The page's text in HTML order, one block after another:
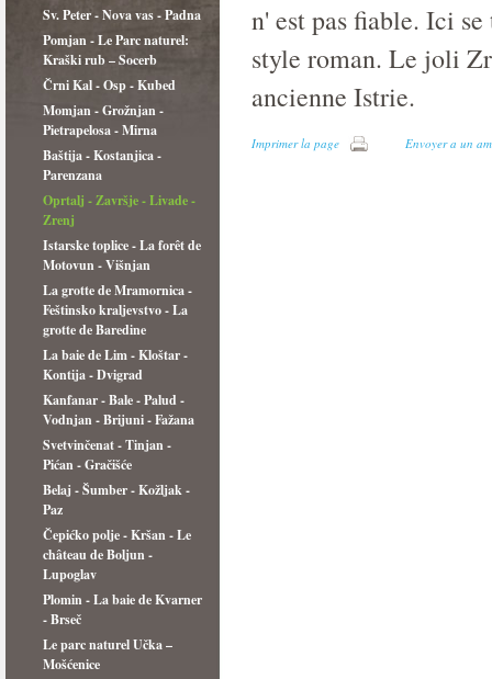
Sv. Peter - Nova vas - Padna
Pomjan - Le Parc naturel:
Kraški rub – Socerb
Črni Kal - Osp - Kubed
Momjan - Grožnjan -
Pietrapelosa - Mirna
Baštija - Kostanjica -
Parenzana
Oprtalj - Završje - Livade -
Zrenj
Istarske toplice - La forêt de
Motovun - Višnjan
La grotte de Mramornica -
Feštinsko kraljevstvo - La
grotte de Baredine
La baie de Lim - Kloštar -
Kontija - Dvigrad
Kanfanar - Bale - Palud -
Vodnjan - Brijuni - Fažana
Svetvinčenat - Tinjan -
Pićan - Gračišće
Belaj - Šumber - Kožljak -
Paz
Čepićko polje - Kršan - Le
château de Boljun -
Lupoglav
Plomin - La baie de Kvarner
- Brseč
Le parc naturel Učka –
Mošćenice
n' est pas fiable. Ici
style roman. Le joli
ancienne Istrie.
Imprimer la page Envoyer a un